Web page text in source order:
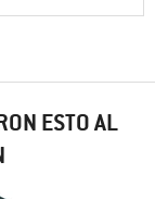
ESTO AL